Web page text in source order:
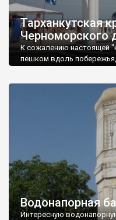
Тарханкутская
Черноморского
К сожалению настоящей
пешком вдоль
Водонапорная
Интересную